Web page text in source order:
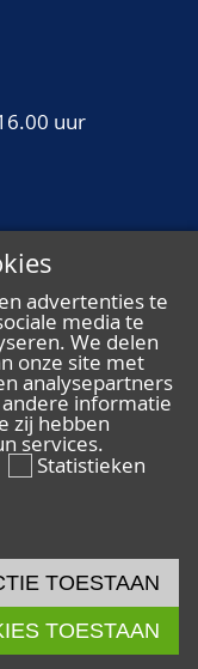
uur
Muntenveiling
advertenties te
media te
We delen
onze site met
analysepartners
informatie
zij hebben
services.
Statistieken
TOESTAAN
TOESTAAN